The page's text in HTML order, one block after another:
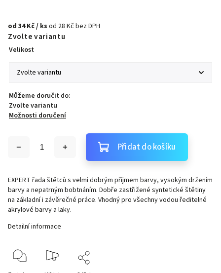
od 34 Kč/ ks od 28 Kčbez DPH
Zvolte variantu
Velikost
Můžeme doručit do:
Zvolte variantu
Možnosti doručení
Přidat do košíku
EXPERT řada štětců s velmi dobrým příjmem barvy, vysokým držením
barvy a nepatrným bobtnáním. Dobře zastřižené syntetické štětiny
na základní i závěrečné práce. Vhodný pro všechny vodou ředitelné
akrylové barvy a laky.
Detailní informace